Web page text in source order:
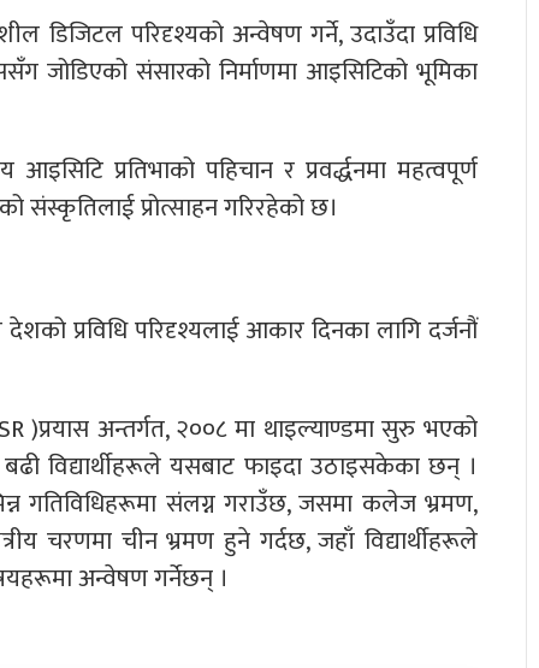
डिजिटल परिदृश्यको अन्वेषण गर्ने, उदाउँदा प्रविधि
जोडिएको संसारको निर्माणमा आइसिटिको भूमिका
प्रतिभाको पहिचान र प्रवर्द्धनमा महत्वपूर्ण
संस्कृतिलाई प्रोत्साहन गरिरहेको छ।
प्रविधि परिदृश्यलाई आकार दिनका लागि दर्जनौं
)प्रयास अन्तर्गत, २००८ मा थाइल्याण्डमा सुरु भएको
विद्यार्थीहरूले यसबाट फाइदा उठाइसकेका छन् ।
गतिविधिहरूमा संलग्न गराउँछ, जसमा कलेज भ्रमण,
चरणमा चीन भ्रमण हुने गर्दछ, जहाँ विद्यार्थीहरूले
अन्वेषण गर्नेछन् ।